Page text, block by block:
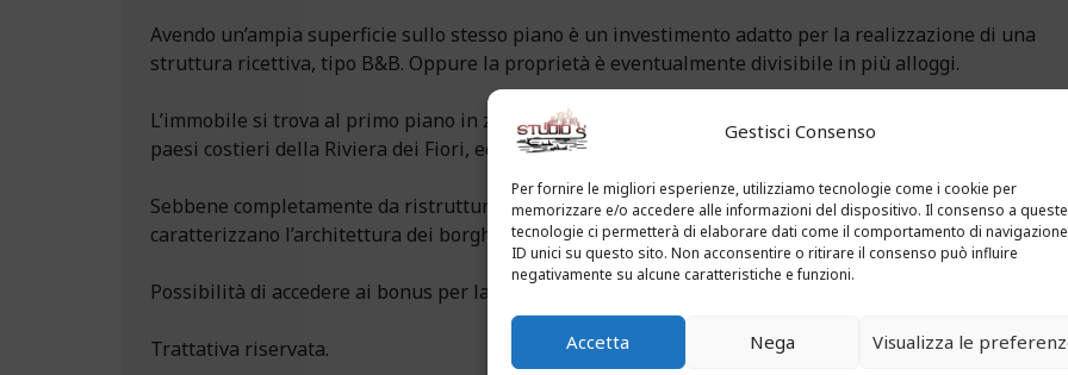
Gestisci Consenso
Per fornire le migliori esperienze, utilizziamo tecnologie come i cookie per
memorizzare e/o accedere alle informazioni del dispositivo. Il consenso a queste
tecnologie ci permetterà di elaborare dati come il comportamento di
ID unici su questo sito. Non acconsentire o ritirare il consenso può influire
negativamente su alcune caratteristiche e funzioni.
Accetta Nega Visualizza le
Avendo un’ampia superficie sullo stesso piano è un investimento adatto per la realizzazione di una
struttura ricettiva, tipo B&B. Oppure la proprietà è eventualmente divisibile in più alloggi.
L’immobile si trova al primo piano in zona ottimale. È infatti adiacente alla pista ciclabile che unisce i
paesi costieri della Riviera dei Fiori, ed è vicino alle bellissime spiagge del borgo marinaresco.
Sebbene completamente da ristrutturare la proprietà è di grande fascino con le tipiche volte che
caratterizzano l’architettura dei borghi marinareschi liguri.
Possibilità di accedere ai bonus per la ristrutturazione.
Trattativa riservata.